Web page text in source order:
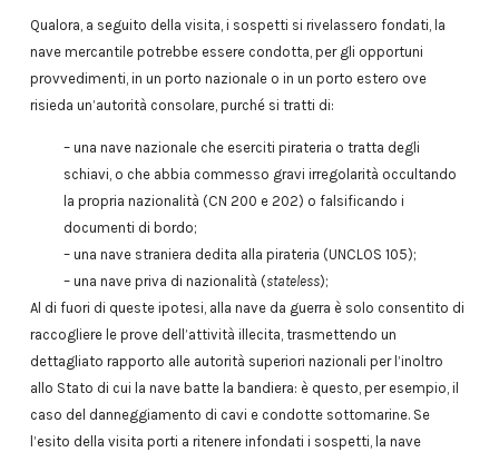
Qualora, a seguito della visita, i sospetti si rivelassero fondati, la
nave mercantile potrebbe essere condotta, per gli opportuni
provvedimenti, in un porto nazionale o in un porto estero ove
risieda un’autorità consolare, purché si tratti di:
– una nave nazionale che eserciti pirateria o tratta degli
schiavi, o che abbia commesso gravi irregolarità occultando
la propria nazionalità (CN 200 e 202) o falsificando i
documenti di bordo;
– una nave straniera dedita alla pirateria (UNCLOS 105);
– una nave priva di nazionalità (stateless);
Al di fuori di queste ipotesi, alla nave da guerra è solo consentito di
raccogliere le prove dell’attività illecita, trasmettendo un
dettagliato rapporto alle autorità superiori nazionali per l’inoltro
allo Stato di cui la nave batte la bandiera: è questo, per esempio, il
caso del danneggiamento di cavi e condotte sottomarine. Se
l’esito della visita porti a ritenere infondati i sospetti, la nave